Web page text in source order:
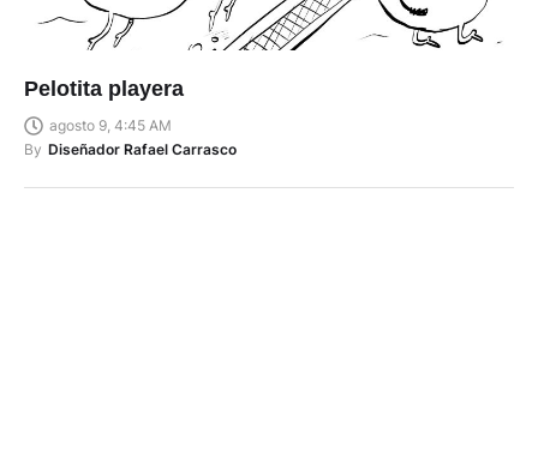
Pelotita playera
agosto 9, 4:45 AM
By Diseñador Rafael Carrasco